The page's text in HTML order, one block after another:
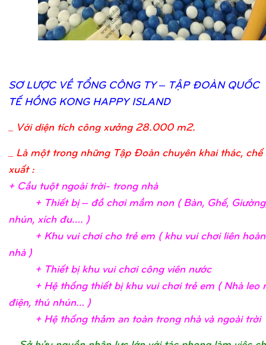
SƠLƯỢC VỀTỔNG CÔNG TY – TẬP ĐOÀN QUỐC
TẾHỒNG KONG HAPPY ISLAND
Với diện tích công xưởng 28.000 m2.
_ Là một trong những Tập Đoàn chuyên khai thác, chế
xuất :
+ Cầu tuột ngoài trời- trong nhà
+ Thiết bị– đồchơi mầm non ( Bàn, Ghế, Giườ
nhún, xích đu…. )
+ Khu vui chơi cho trẻem ( khu vui chơi liên
nhà )
+ Thiết bịkhu vui chơi công viên nước
+ Hệthống thiết bịkhu vui chơi trẻem ( Nhà leo
điện, thú nhún… )
+ Hệthống thảm an toàn trong nhà và ngoài trời